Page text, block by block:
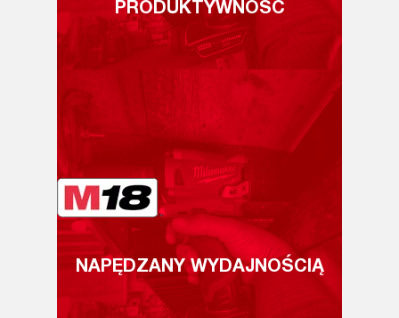
PRODUKTYWNOŚĆ
NAPĘDZANY WYDAJNOŚCIĄ